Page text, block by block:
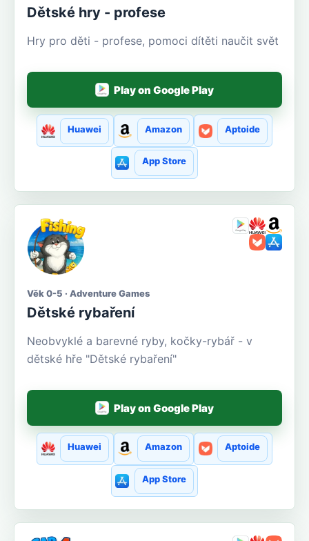
Dětské hry - profese
Hry pro děti - profese, pomoci dítěti naučit svět
Play on Google Play
Huawei Amazon Aptoide
App Store
Věk 0-5 · Adventure Games
Dětské rybaření
Neobvyklé a barevné ryby, kočky-rybář - v
dětské hře "Dětské rybaření"
Play on Google Play
Huawei Amazon Aptoide
App Store